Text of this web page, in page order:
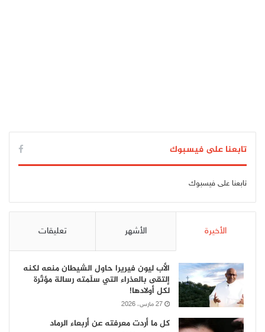
تابعنا على فيسبوك
تابعنا على فيسبوك
الأخيرة الأشهر تعليقات
الأب ليون فيريرا حاول الشيطان منعه لكنه
إلتقى بالعذراء التي سلّمته رسالة مؤثّرة
لكل أولادها!
27 مارس، 2026
كل ما أردت معرفته عن أربعاء الرماد